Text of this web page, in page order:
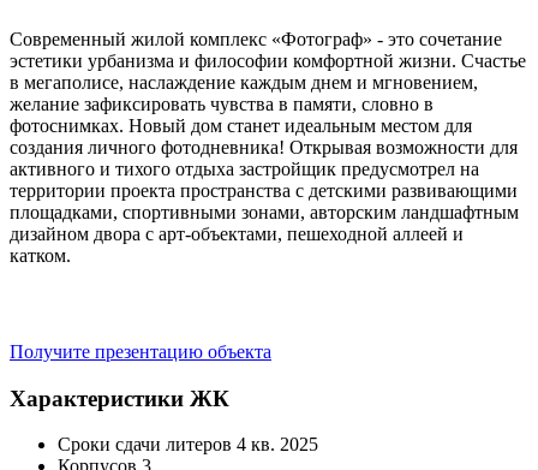
Современный жилой комплекс «Фотограф» - это сочетание
эстетики урбанизма и философии комфортной жизни. Счастье
в мегаполисе, наслаждение каждым днем и мгновением,
желание зафиксировать чувства в памяти, словно в
фотоснимках. Новый дом станет идеальным местом для
создания личного фотодневника! Открывая возможности для
активного и тихого отдыха застройщик предусмотрел на
территории проекта пространства с детскими развивающими
площадками, спортивными зонами, авторским ландшафтным
дизайном двора с арт-объектами, пешеходной аллеей и
катком.
Получите презентацию объекта
Характеристики ЖК
Сроки сдачи литеров 4 кв. 2025